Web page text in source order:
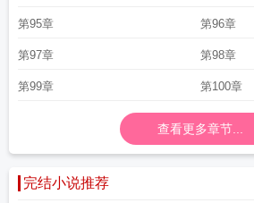
第95章 第96章
第97章 第98章
第99章 第100章
查看更多章节...
完结小说推荐